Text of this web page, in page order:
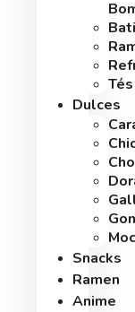
Tés
Dulces
Snacks
Ramen
Anime